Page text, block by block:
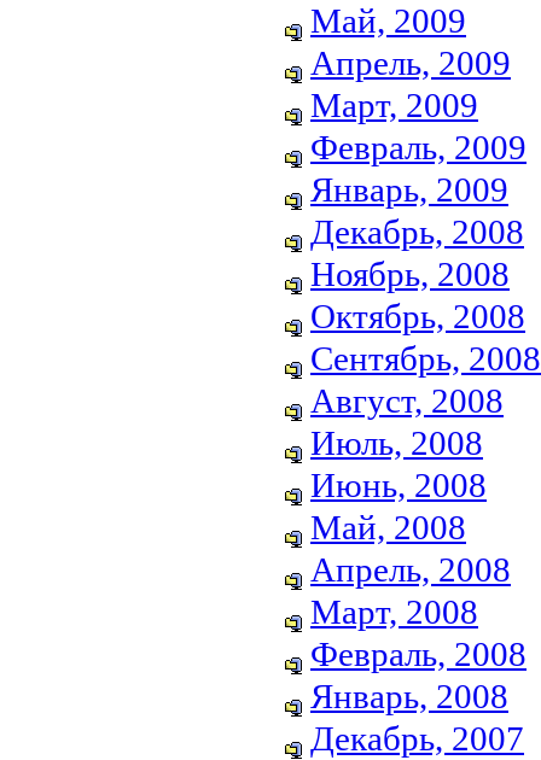
Май, 2009
Апрель, 2009
Март, 2009
Февраль, 2009
Январь, 2009
Декабрь, 2008
Ноябрь, 2008
Октябрь, 2008
Сентябрь, 2008
Август, 2008
Июль, 2008
Июнь, 2008
Май, 2008
Апрель, 2008
Март, 2008
Февраль, 2008
Январь, 2008
Декабрь, 2007